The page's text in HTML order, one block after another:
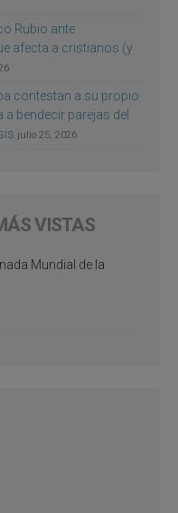
Rubio ante
afecta a cristianos (y
contestan a su propio
bendecir parejas del
julio 25, 2026
VISTAS
Mundial de la